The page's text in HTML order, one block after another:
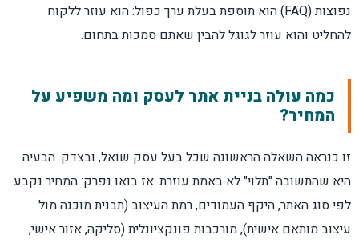
נפוצות (FAQ) הוא תוספת בעלת ערך כפול: הוא עוזר ללקוח
להחליט והוא עוזר לגוגל להבין שאתם סמכות בתחום.
כמה עולה בניית אתר לעסק ומה משפיע על
המחיר?
זו כנראה השאלה הראשונה שכל בעל עסק שואל, ובצדק. הבעיה
היא שהתשובה "תלוי" לא באמת עוזרת. אז בואו נפרק: המחיר נקבע
לפי סוג האתר, היקף העמודים, רמת העיצוב (תבנית מוכנה מול
עיצוב מותאם אישית), מורכבות פונקציונלית (סליקה, אזור אישי,